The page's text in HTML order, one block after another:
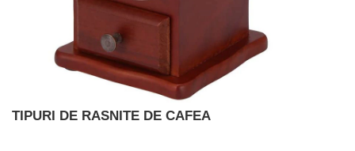
TIPURI DE RASNITE DE CAFEA